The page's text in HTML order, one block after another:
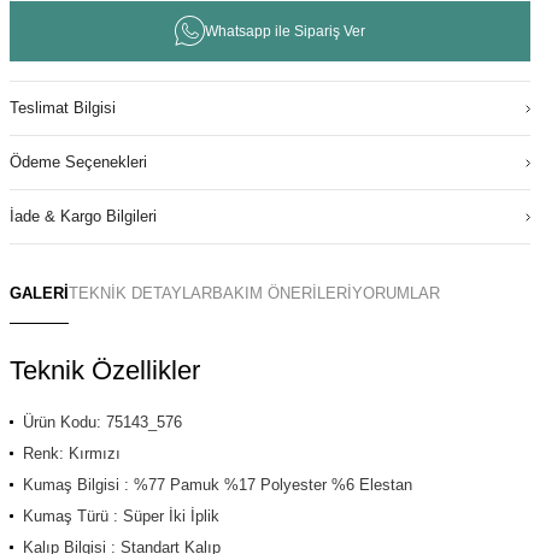
GALERİ TEKNİK DETAYLARBAKIM ÖNERİLERİ YORUMLAR
Teknik Özellikler
Ürün Kodu: 75143_576
Renk: Kırmızı
Kumaş Bilgisi : %77 Pamuk %17 Polyester %6 Elestan
Kumaş Türü : Süper İki İplik
Kalıp Bilgisi : Standart Kalıp
Whatsapp ile Sipariş Ver
Teslimat Bilgisi
Ödeme Seçenekleri
İade & Kargo Bilgileri